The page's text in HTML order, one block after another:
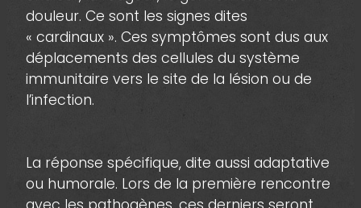
douleur. Ce sont les signes dites
« cardinaux ». Ces symptômes sont dus aux
déplacements des cellules du système
immunitaire vers le site de la lésion ou de
l’infection.
La réponse spécifique, dite aussi adaptative
ou humorale. Lors de la première rencontre